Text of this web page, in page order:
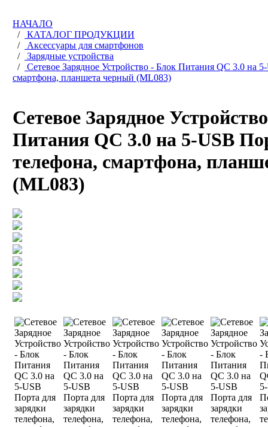
НАЧАЛО
/
КАТАЛОГ ПРОДУКЦИИ
/
Аксессуары для смартфонов
/
Зарядные устройства
/
Сетевое Зарядное Устройство - Блок Питания QC 3.0 на
смартфона, планшета черный (ML083)
Сетевое Зарядное
Питания QC 3.0 на 5-USB
телефона, смартфона,
(ML083)